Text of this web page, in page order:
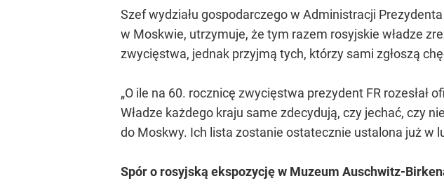
Szef wydziału gospodarczego w Administracji
w Moskwie, utrzymuje, że tym razem rosyjskie władze
zwycięstwa, jednak przyjmą tych, którzy sami zgłoszą
„O ile na 60. rocznicę zwycięstwa prezydent FR
Władze każdego kraju same zdecydują, czy jechać, czy
do Moskwy. Ich lista zostanie ostatecznie ustalona już w
Spór o rosyjską ekspozycję w Muzeum Auschwitz-